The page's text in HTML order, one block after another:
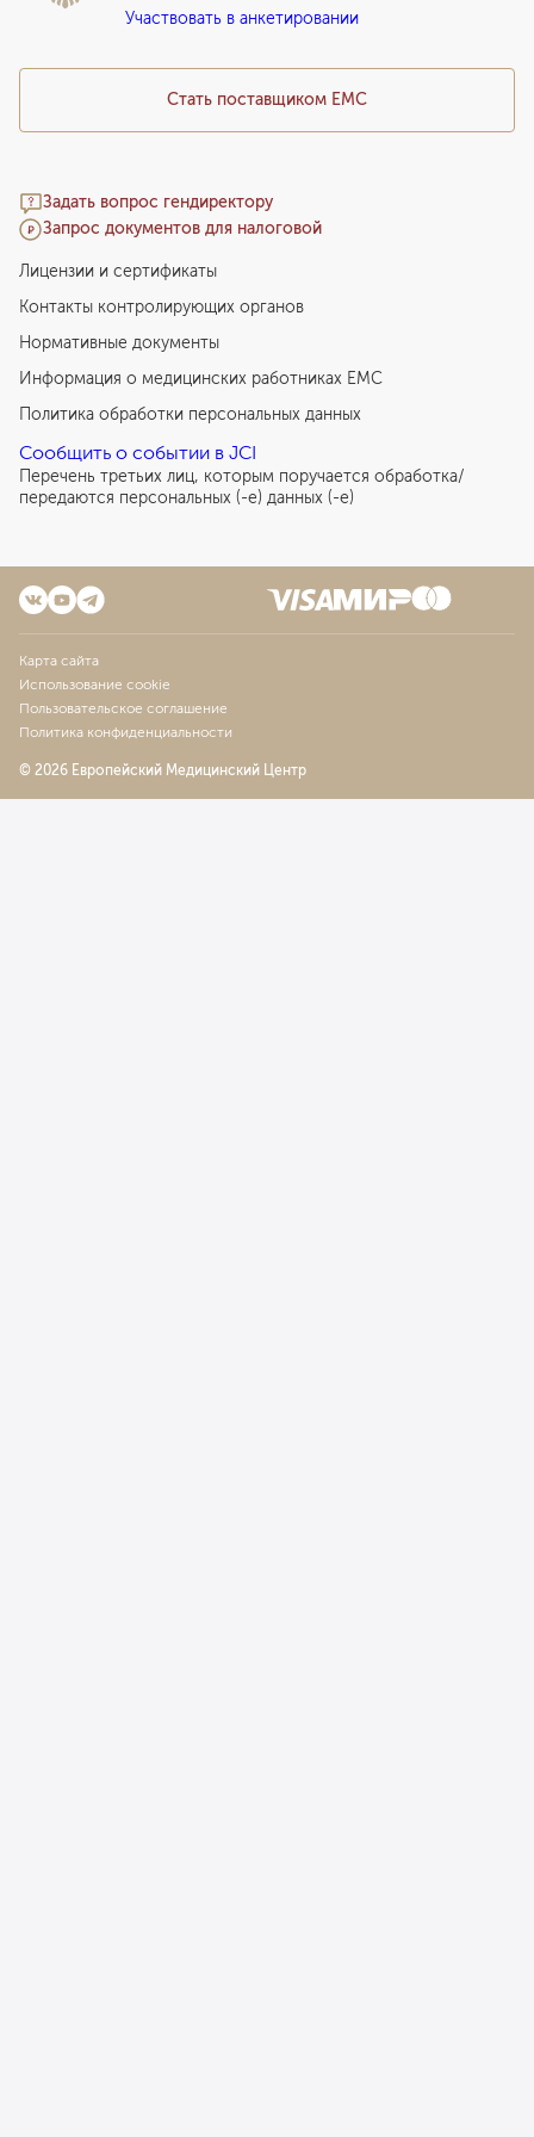
Медицинский туризм
Стать поставщиком ЕМС
Задать вопрос гендиректору
Запрос документов для налоговой
Участвовать в анкетировании
Лицензии и сертификаты
Контакты контролирующих органов
Нормативные документы
Информация о медицинских работниках EMC
Политика обработки персональных данных
Сообщить о событии в JCI
Перечень третьих лиц, которым поручается обработка/
передаются персональных (-е) данных (-е)
Карта сайта
Использование cookie
Пользовательское соглашение
Политика конфиденциальности
© 2026 Европейский Медицинский Центр